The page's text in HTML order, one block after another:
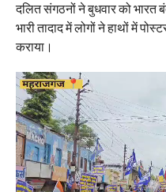
दलित संगठनों ने बुधवार को भारत
भारी तादाद में लोगों ने हाथों में
कराया।